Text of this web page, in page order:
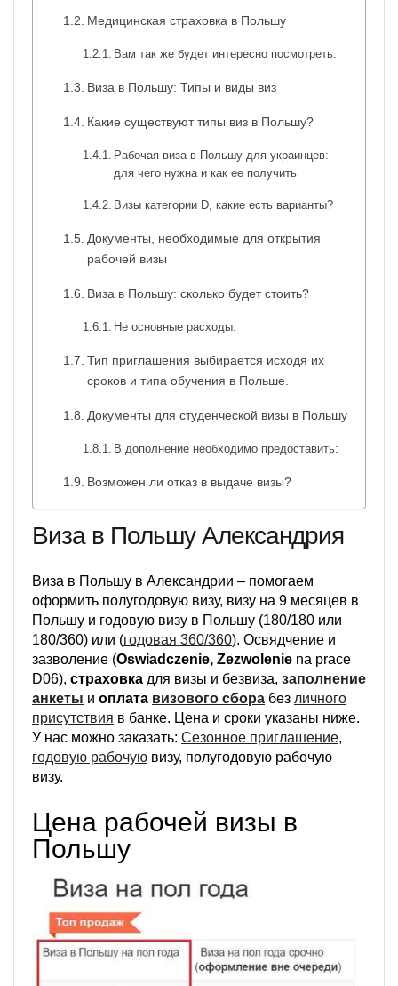
Медицинская страховка в Польшу
Вам так же будет интересно посмотреть:
Виза в Польшу: Типы и виды виз
Какие существуют типы виз в Польшу?
Рабочая виза в Польшу для украинцев:
для чего нужна и как ее получить
Визы категории D, какие есть варианты?
Документы, необходимые для открытия
рабочей визы
Виза в Польшу: сколько будет стоить?
Не основные расходы:
Тип приглашения выбирается исходя их
сроков и типа обучения в Польше.
Документы для студенческой визы в Польшу
В дополнение необходимо предоставить:
Возможен ли отказ в выдаче визы?
Виза в Польшу Александрия
Виза в Польшу в Александрии – помогаем
оформить полугодовую визу, визу на 9 месяцев в
Польшу и годовую визу в Польшу (180/180 или
180/360) или (годовая 360/360). Освядчение и
зазволение (Oswiadczenie, Zezwolenie na prace
D06), страховка для визы и безвиза, заполнение
анкеты и оплата визового сбора без личного
присутствия в банке. Цена и сроки указаны ниже.
У нас можно заказать: Сезонное приглашение,
годовую рабочую визу, полугодовую рабочую
визу.
Цена рабочей визы в
Польшу